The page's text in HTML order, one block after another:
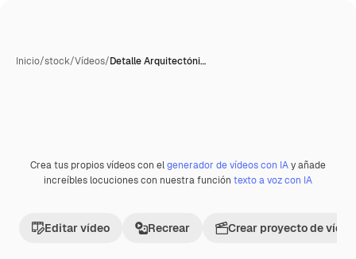
Inicio/stock/Vídeos/Detalle Arquitectóni…
Premium
Crea tus propios vídeos con elgenerador de vídeos con IAy añade
increíbles locuciones con nuestra función texto a voz con IA
Editar vídeo Recrear Crear proyecto de vídeo